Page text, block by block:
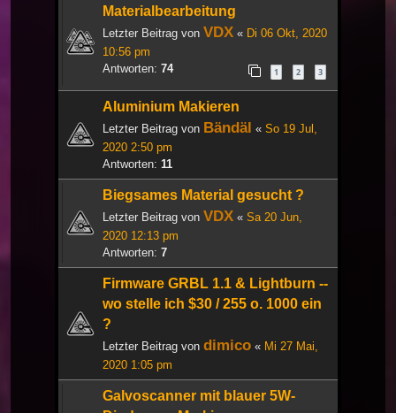
Materialbearbeitung
Letzter Beitrag von VDX « Di 06 Okt, 2020
10:56 pm
Antworten: 74 1 2 3
Aluminium Makieren
Letzter Beitrag von Bändäl « So 19 Jul,
2020 2:50 pm
Antworten: 11
Biegsames Material gesucht ?
Letzter Beitrag von VDX « Sa 20 Jun,
2020 12:13 pm
Antworten: 7
Firmware GRBL 1.1 & Lightburn --
wo stelle ich $30 / 255 o. 1000 ein
?
Letzter Beitrag von dimico « Mi 27 Mai,
2020 1:05 pm
Galvoscanner mit blauer 5W-